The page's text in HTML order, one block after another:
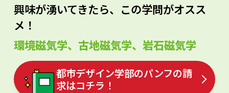
興味が湧いてきたら、この学問がオスス
メ！
環境磁気学、古地磁気学、岩石磁気学
都市デザイン学部のパンフの請
求はコチラ！